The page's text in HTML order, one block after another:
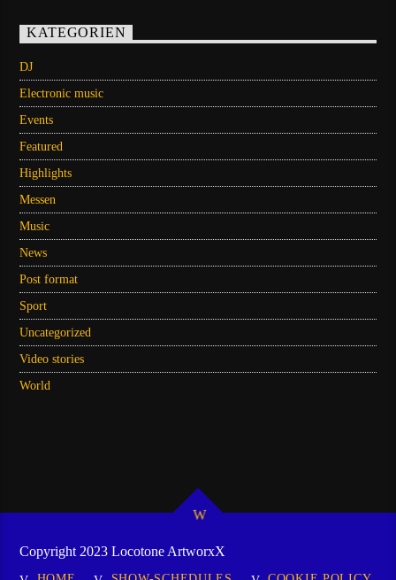
KATEGORIEN
DJ
Electronic music
Events
Featured
Highlights
Messen
Music
News
Post format
Sport
Uncategorized
Video stories
World
Copyright 2023 Locotone ArtworxX